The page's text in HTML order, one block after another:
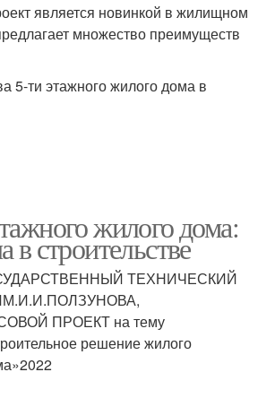
является новинкой в жилищном
множество преимуществ
5-ти этажного жилого дома в
жилого дома:
в строительстве
ТЕХНИЧЕСКИЙ
ПРОЕКТ на тему
решение жилого